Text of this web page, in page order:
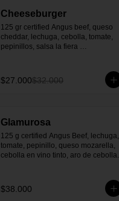
Cheeseburger
125 gr certified Angus beef, queso
cheddar, lechuga, cebolla, tomate,
pepinillos, salsa la fiera
$27.000$32.000
Glamurosa
125 g certified Angus Beef, lechuga,
tomate, pepinillo, queso mozarella,
cebolla en vino tinto, aro de cebolla.
$38.000